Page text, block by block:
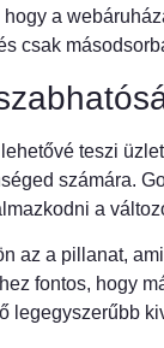
hogy a
csak
teszi
számára.
a
az a pillanat,
fontos, hogy
legegyszerűbb